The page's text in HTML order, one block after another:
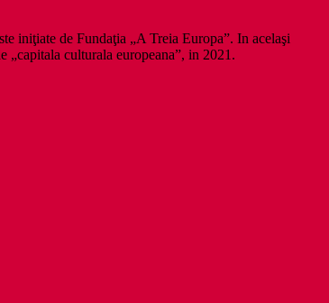
iniţiate de Fundaţia „A Treia Europa”. In acelaşi
culturala europeana”, in 2021.